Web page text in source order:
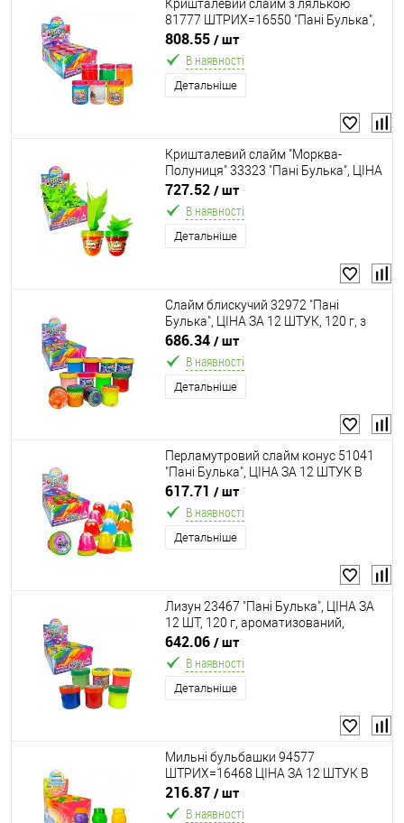
Кришталевий слайм з лялькою
81777 ШТРИХ=16550 "Пані Булька",
ЦІНА ЗА 12 ШТУК В БЛОЦІ, 200 г, 6
кольорів, ароматизований, МІКС
ВИДІВ
808.55 / шт
В наявності
Детальніше
Кришталевий слайм "Морква-
Полуниця" 33323 "Пані Булька", ЦІНА
ЗА 12 ШТУК В БЛОЦІ, 2 кольори,
блискітки, ароматизований, в
коробці, МІКС ВИДІВ
727.52 / шт
В наявності
Детальніше
Слайм блискучий 32972 "Пані
Булька", ЦІНА ЗА 12 ШТУК, 120 г, з
наповненням, середня банка, 12
кольорів, МІКС
686.34 / шт
В наявності
Детальніше
Перламутровий слайм конус 51041
"Пані Булька", ЦІНА ЗА 12 ШТУК В
БЛОЦІ, 100 г, ароматизований, 6
кольорів, МІКС
617.71 / шт
В наявності
Детальніше
Лизун 23467 "Пані Булька", ЦІНА ЗА
12 ШТ, 120 г, ароматизований,
середня банка, перламутр, 12
кольорів, МІКС
642.06 / шт
В наявності
Детальніше
Мильні бульбашки 94577
ШТРИХ=16468 ЦІНА ЗА 12 ШТУК В
БЛОЦІ 80мл "Пані Булька"
ВИДАЄТЬСЯ МІКС ВИДІВ
216.87 / шт
В наявності